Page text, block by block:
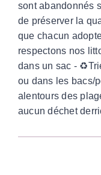
sont abandonnés
de préserver la
que chacun
respectons nos
dans un sac -
ou dans les bacs/
alentours des
aucun déchet